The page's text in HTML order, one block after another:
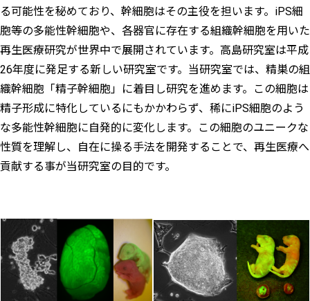
る可能性を秘めており、幹細胞はその主役を担います。iPS細
胞等の多能性幹細胞や、各器官に存在する組織幹細胞を用いた
再生医療研究が世界中で展開されています。高島研究室は平成
26年度に発足する新しい研究室です。当研究室では、精巣の組
織幹細胞「精子幹細胞」に着目し研究を進めます。この細胞は
精子形成に特化しているにもかかわらず、稀にiPS細胞のよう
な多能性幹細胞に自発的に変化します。この細胞のユニークな
性質を理解し、自在に操る手法を開発することで、再生医療へ
貢献する事が当研究室の目的です。